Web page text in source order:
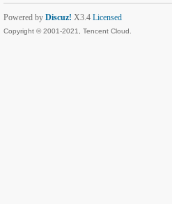
Powered by Discuz! X3.4 Licensed
Copyright © 2001-2021, Tencent Cloud.